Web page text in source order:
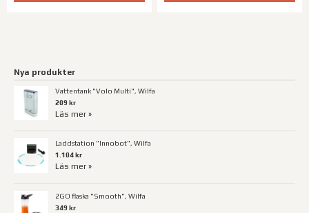
Nya produkter
Vattentank "Volo Multi", Wilfa
209 kr
Läs mer »
Laddstation "Innobot", Wilfa
1.104 kr
Läs mer »
2GO flaska "Smooth", Wilfa
349 kr